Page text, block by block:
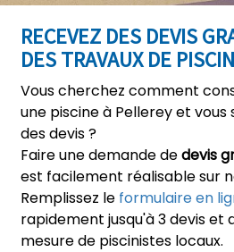
RECEVEZ DES DEVIS
DES TRAVAUX DE
Vous cherchez comment
une piscine à Pellerey et
des devis ?
Faire une demande dedevis
est facilement réalisable sur
Remplissez le formulaire en
rapidement jusqu'à 3 devis et
mesure de piscinistes locaux.